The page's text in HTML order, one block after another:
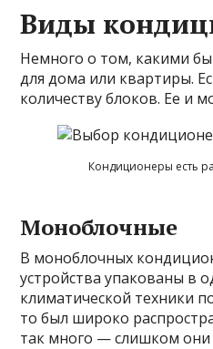
Виды
Немного о том, какими
для дома или квартиры.
количеству блоков. Ее и
Кондиционеры есть
Моноблочные
В моноблочных
устройства упакованы в
климатической техники
то был широко
так много — слишком